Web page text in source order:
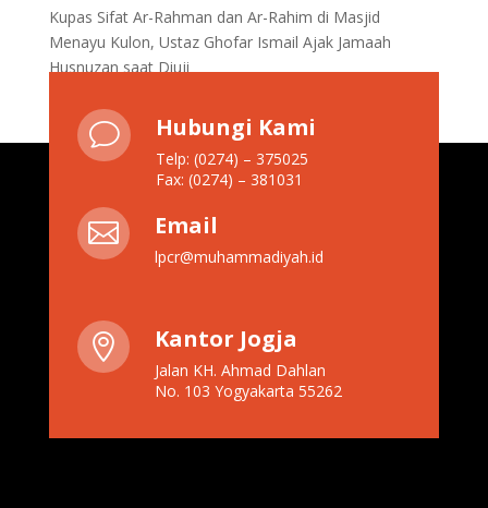
Kupas Sifat Ar-Rahman dan Ar-Rahim di Masjid
Menayu Kulon, Ustaz Ghofar Ismail Ajak Jamaah
Husnuzan saat Diuji
v Hubungi Kami
Telp: (0274) – 375025
Fax: (0274) – 381031
 Email
lpcr@muhammadiyah.id
 Kantor Jogja
Jalan KH. Ahmad Dahlan
No. 103 Yogyakarta 55262